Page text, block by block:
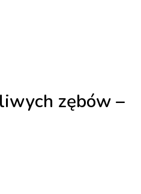
zębów –